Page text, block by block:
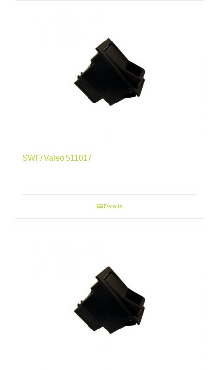
SWF/ Valeo 511017
Details